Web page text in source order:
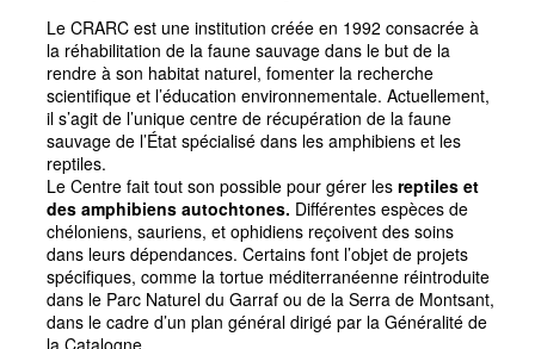
Le CRARC est une institution créée en 1992 consacrée à
la réhabilitation de la faune sauvage dans le but de la
rendre à son habitat naturel, fomenter la recherche
scientifique et l’éducation environnementale. Actuellement,
il s’agit de l’unique centre de récupération de la faune
sauvage de l’État spécialisé dans les amphibiens et les
reptiles.
Le Centre fait tout son possible pour gérer les reptiles et
des amphibiens autochtones. Différentes espèces de
chéloniens, sauriens, et ophidiens reçoivent des soins
dans leurs dépendances. Certains font l’objet de projets
spécifiques, comme la tortue méditerranéenne réintroduite
dans le Parc Naturel du Garraf ou de la Serra de Montsant,
dans le cadre d’un plan général dirigé par la Généralité de